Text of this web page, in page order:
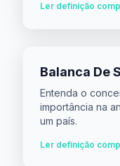
Ler definição
Balanca De
Entenda o
importância na
um país.
Ler definição